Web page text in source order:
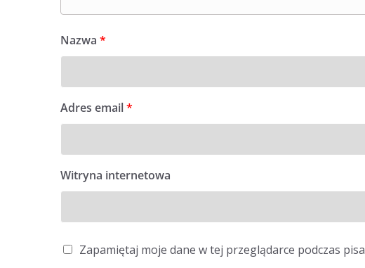
Nazwa *
Adres email*
Witryna internetowa
Zapamiętaj moje dane w tej przeglądarce podczas